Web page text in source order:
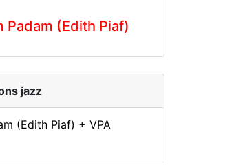
Padam (Edith Piaf)
jazz
(Edith Piaf) + VPA